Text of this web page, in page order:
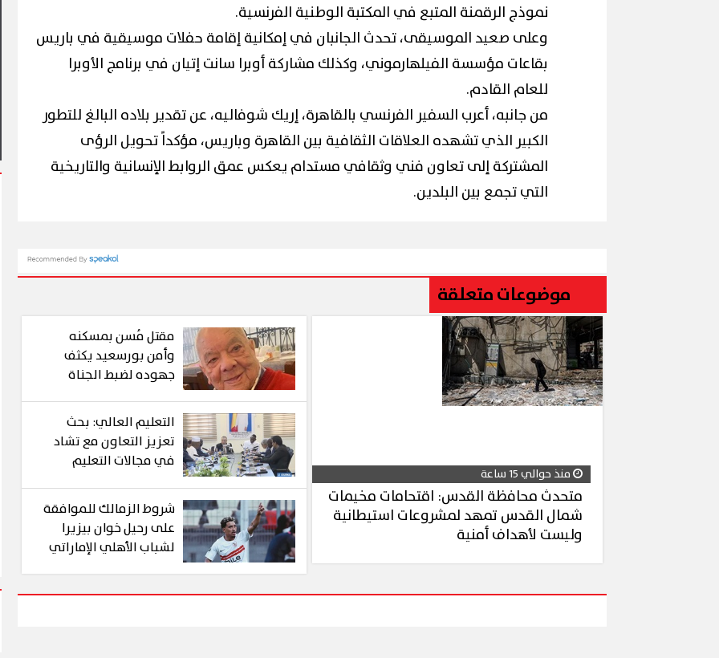
نموذج الرقمنة المتبع في المكتبة الوطنية الفرنسية.
​وعلى صعيد الموسيقى، تحدث الجانبان في إمكانية إقامة حفلات موسيقية في باريس
بقاعات مؤسسة الفيلهارموني، وكذلك مشاركة أوبرا سانت إتيان في برنامج الأوبرا
للعام القادم.
​من جانبه، أعرب السفير الفرنسي بالقاهرة، إريك شوفاليه، عن تقدير بلاده البالغ للتطور
الكبير الذي تشهده العلاقات الثقافية بين القاهرة وباريس، مؤكداً تحويل الرؤى
المشتركة إلى تعاون فني وثقافي مستدام يعكس عمق الروابط الإنسانية والتاريخية
التي تجمع بين البلدين.
موضوعات متعلقة
منذ حوالي 15 ساعة
متحدث محافظة القدس: اقتحامات مخيمات
شمال القدس تمهد لمشروعات استيطانية
وليست لأهداف أمنية
مقتل مُسن بمسكنه
وأمن بورسعيد يكثف
جهوده لضبط الجناة
التعليم العالي: بحث
تعزيز التعاون مع تشاد
في مجالات التعليم
وزيادة المنح الدراسية
المقدمة للطلاب
التشاديين
شروط الزمالك للموافقة
على رحيل خوان بيزيرا
لشباب الأهلي الإماراتي
إقبال كبير ينعش سياحة اليوم الواحد
محافظ القاهرة يشهد أول مشاركة
(صور)
آلاف الزائرين يتدفقون على
وبورفؤاد في عطلة أسبوعية